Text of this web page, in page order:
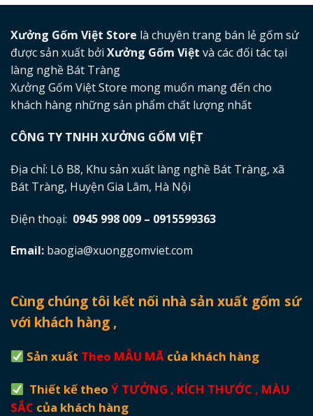
Xưởng Gốm Việt Store là chuyên trang bán lẻ gốm sứ
được sản xuất bởi Xưởng Gốm Việt và các đối tác tại
làng nghề Bát Tràng
Xưởng Gốm Việt Store mong muốn mang đến cho
khách hàng những sản phẩm chất lượng nhất
CÔNG TY TNHH XƯỞNG GỐM VIỆT
Địa chỉ: Lô B8, Khu sản xuất làng nghề Bát Tràng, xã
Bát Tràng, Huyện Gia Lâm, Hà Nội
Điện thoại: 0945 998 009 – 0915599363
Email: baogia@xuonggomviet.com
Cùng chúng tôi kết nối nhà sản xuất gốm sứ
với khách hàng ,
Sản xuất Theo MẪU MÃ của khách hàng
Thiết kế theoÝ TƯỞNG , KÍCH THƯỚC , MÀU
SẮC của khách hàng